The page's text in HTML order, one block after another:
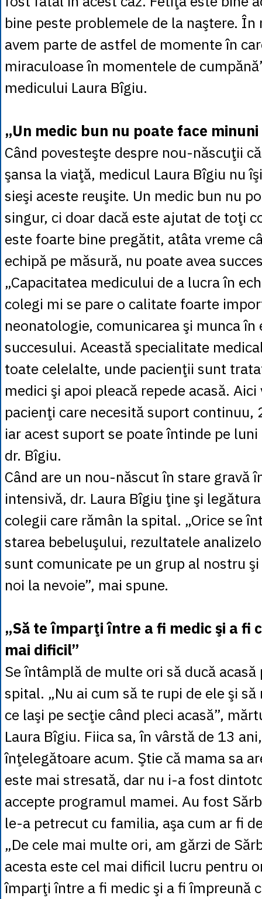
bine peste problemele de la naştere. În
avem parte de astfel de momente în
miraculoase în momentele de
medicului Laura Bîgiu.
„Un medic bun nu poate face
Când povesteşte despre nou-născuţii
şansa la viaţă, medicul Laura Bîgiu nu
sieşi aceste reuşite. Un medic bun nu
singur, ci doar dacă este ajutat de toţi
este foarte bine pregătit, atâta vreme
echipă pe măsură, nu poate avea
„Capacitatea medicului de a lucra în
colegi mi se pare o calitate foarte
neonatologie, comunicarea şi munca în
succesului. Această specialitate
toate celelalte, unde pacienţii sunt
medici şi apoi pleacă repede acasă.
pacienţi care necesită suport continuu,
iar acest suport se poate întinde pe luni
dr. Bîgiu.
Când are un nou-născut în stare gravă
intensivă, dr. Laura Bîgiu ţine şi
colegii care rămân la spital. „Orice se
starea bebeluşului, rezultatele
sunt comunicate pe un grup al nostru
noi la nevoie”, mai spune.
„Să te împarţi între a fi medic şi a fi
mai dificil”
Se întâmplă de multe ori să ducă
spital. „Nu ai cum să te rupi de ele şi
ce laşi pe secţie când pleci acasă”,
Laura Bîgiu. Fiica sa, în vârstă de 13
înţelegătoare acum. Ştie că mama sa
este mai stresată, dar nu i-a fost
accepte programul mamei. Au fost
le-a petrecut cu familia, aşa cum ar fi
„De cele mai multe ori, am gărzi de
acesta este cel mai dificil lucru pentru
împarţi între a fi medic şi a fi împreună